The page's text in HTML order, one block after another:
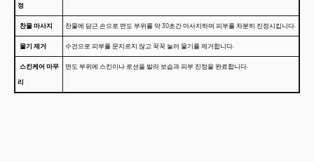
정
찬물 마사지 찬물에 담근 손으로 면도 부위를 약 30초간 마사지하며 피부를 차분히 진정시킵니다.
물기 제거 수건으로 피부를 문지르지 않고 꾹꾹 눌러 물기를 제거합니다.
스킨케어 마무
리
면도 부위에 스킨이나 로션을 발라 보습과 피부 진정을 완료합니다.